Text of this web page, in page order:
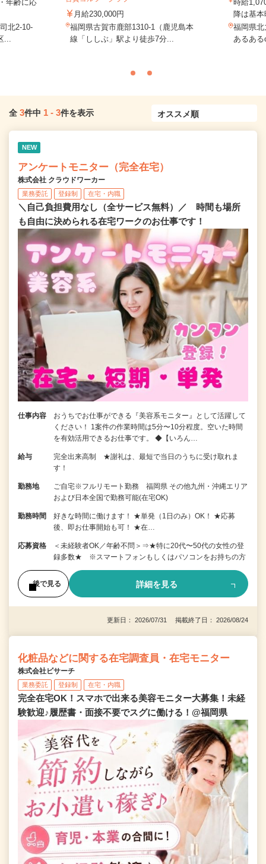
年齢に応
北2-10-
月給230,000円
福岡県古賀市鹿部1310-1（鹿児島本
線「ししぶ」駅より徒歩7分...
時給
降は基
福岡県
あるあ
全 3件中 1 - 3件を表示
NEW
アンケートモニター（完全在宅）
株式会社 クラウドワーカー
業務委託 登録制 在宅・内職
＼自己負担費用なし（全サービス無料）／ 時間も場所
も自由に決められる在宅ワークのお仕事です！
仕事内容
おうちでお仕事ができる『美容系モニター』として活躍して
ください！ 1案件の作業時間は5分〜10分程度。空いた時間
を有効活用できるお仕事です。 ◆【いろん…
給与
完全出来高制 ★謝礼は、最短で当日のうちに受け取れま
す！
勤務地
ご自宅※フルリモート勤務 福岡県 その他九州・沖縄エリア
および日本全国で勤務可能(在宅OK)
勤務時間
好きな時間に働けます！ ★単発（1日のみ）OK！ ★応募
後、即お仕事開始も可！ ★在…
応募資格
＜未経験者OK／年齢不問＞⇒★特に20代〜50代の女性の登
録多数★ ※スマートフォンもしくはパソコンをお持ちの方
後で見る 詳細を見る
更新日： 2026/07/31 掲載終了日： 2026/08/24
化粧品などに関する在宅調査員・在宅モニター
株式会社ビサーチ
業務委託 登録制 在宅・内職
完全在宅OK！スマホで出来る美容モニター大募集！未経
験歓迎♪履歴書・面接不要でスグに働ける！@福岡県